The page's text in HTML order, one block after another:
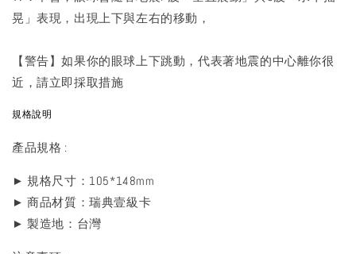
晃」表現，出現上下與左右的移動，
【警告】如果你的眼球上下跳動，代表著地震的中心離你很
近，請立即採取措施
規格說明
產品規格 :
► 規格尺寸：105*148mm
► 商品材質：瑞典壹級卡
► 製造地：台灣